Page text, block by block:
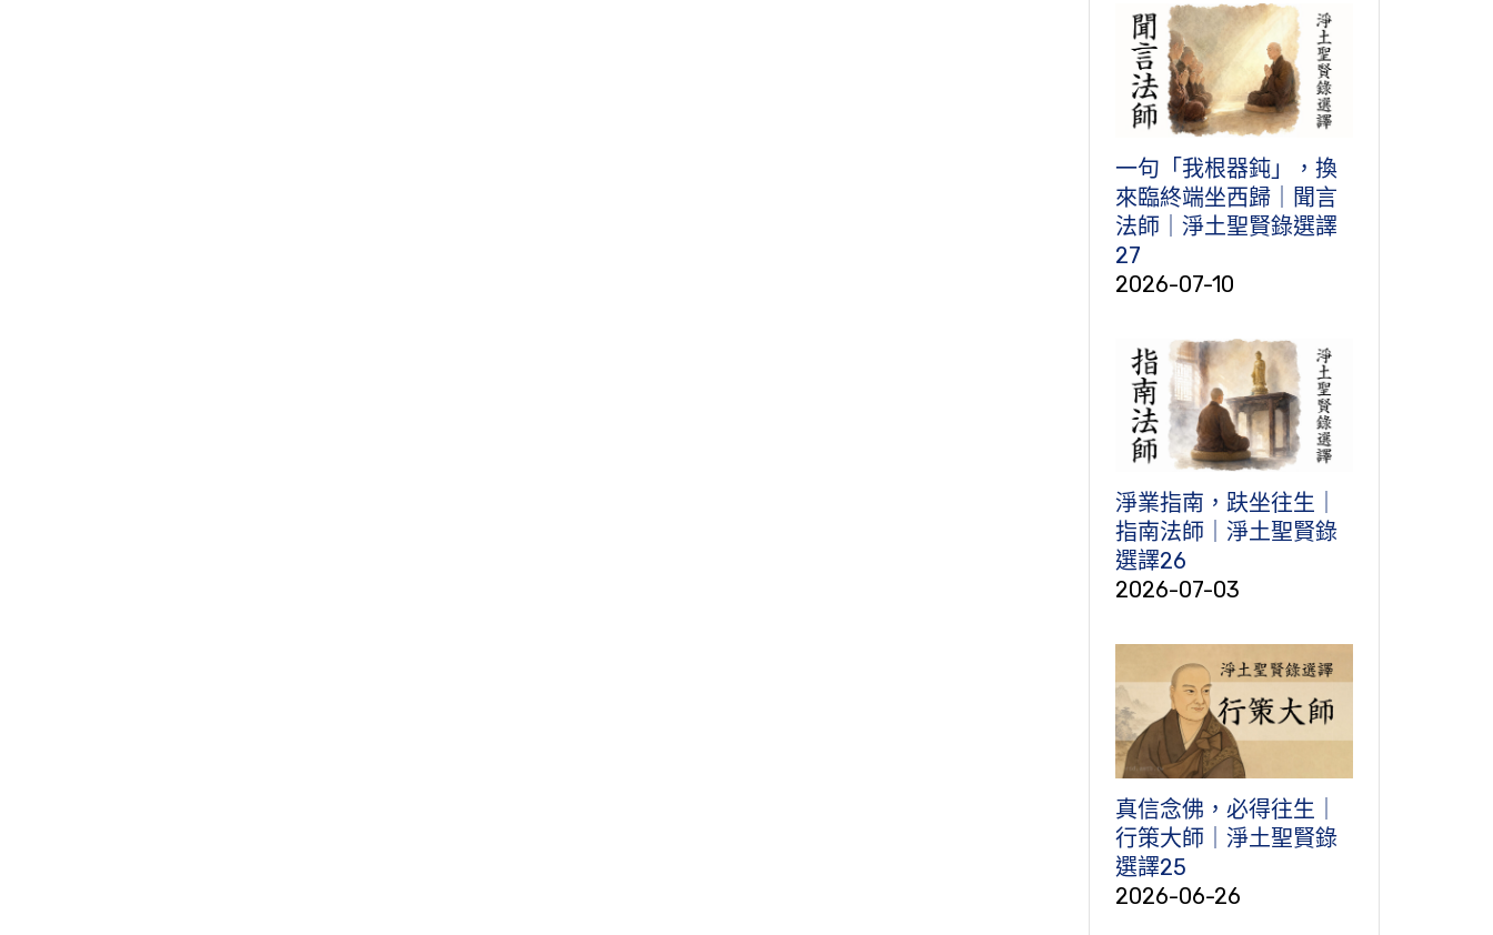
一句「我根器鈍」，換
來臨終端坐西歸｜聞言
法師｜淨土聖賢錄選譯
27
2026-07-10
淨業指南，趺坐往生｜
指南法師｜淨土聖賢錄
選譯26
2026-07-03
真信念佛，必得往生｜
行策大師｜淨土聖賢錄
選譯25
2026-06-26